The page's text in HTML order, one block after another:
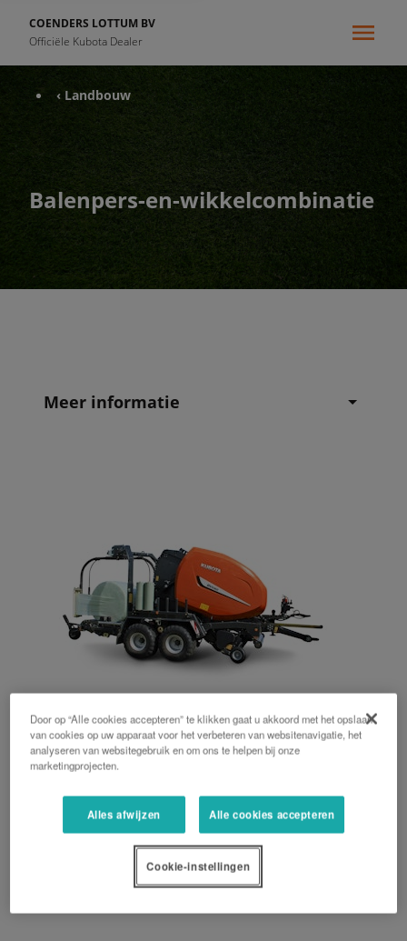
COENDERS LOTTUM BV
Officiële Kubota Dealer
‹ Landbouw
Balenpers-en-wikkelcombinatie
Meer informatie
BV5200 FlexiWrap
Kubota BV5160 – BV5200 FlexiWrap Pers-wikkel
combinatie
Door op “Alle cookies accepteren” te klikken gaat u akkoord met het opslaan
van cookies op uw apparaat voor het verbeteren van websitenavigatie, het
analyseren van websitegebruik en om ons te helpen bij onze
marketingprojecten.
Alles afwijzen Alle cookies accepteren
Cookie-instellingen